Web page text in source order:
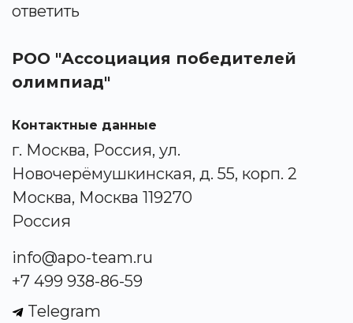
ответить
РОО "Ассоциация победителей
олимпиад"
Контактные данные
г. Москва, Россия, ул.
Новочерёмушкинская, д. 55, корп. 2
Москва, Москва 119270
Россия
info@apo-team.ru
+7 499 938-86-59
Telegram